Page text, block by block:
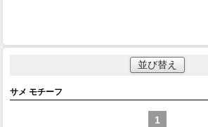
並び替え
サメ モチーフ
1